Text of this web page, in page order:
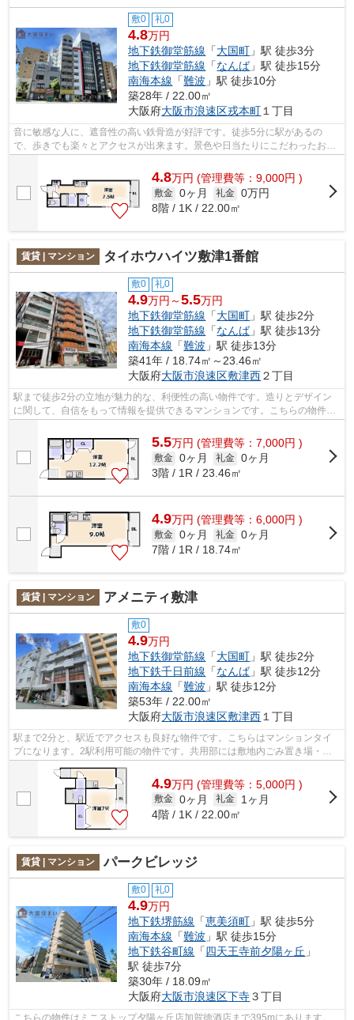
敷0 礼0
4.8万円
地下鉄御堂筋線 「大国町 」駅 徒歩3分
地下鉄御堂筋線 「なんば」駅 徒歩15分
南海本線 「難波 」駅 徒歩10分
築28年 / 22.00㎡
大阪府大阪市浪速区戎本町 １丁目
音に敏感な人に、遮音性の高い鉄骨造が好評です。徒歩5分に駅があるの
で、歩きでも楽々とアクセスが出来ます。景色や日当たりにこだわったお部
屋探しをしている方にオススメの物件を提...
4.8万円 (管理費等：9,000円 )
敷金 0ヶ月 礼金 0万円
8階 / 1K / 22.00㎡
賃貸 | マンション タイホウハイツ敷津1番館
敷0 礼0
4.9万円～5.5万円
地下鉄御堂筋線 「大国町 」駅 徒歩2分
地下鉄御堂筋線 「なんば」駅 徒歩13分
南海本線 「難波 」駅 徒歩13分
築41年 / 18.74㎡～23.46㎡
大阪府大阪市浪速区敷津西２丁目
駅まで徒歩2分の立地が魅力的な、利便性の高い物件です。造りとデザイン
に関して、自信をもって情報を提供できるマンションです。こちらの物件は
周辺に駅が2つあるので電車へのアクセ...
5.5万円 (管理費等：7,000円 )
敷金 0ヶ月 礼金 0ヶ月
3階 / 1R / 23.46㎡
4.9万円 (管理費等：6,000円 )
敷金 0ヶ月 礼金 0ヶ月
7階 / 1R / 18.74㎡
賃貸 | マンション アメニティ敷津
敷0
4.9万円
地下鉄御堂筋線 「大国町 」駅 徒歩2分
地下鉄千日前線 「なんば」駅 徒歩12分
南海本線 「難波 」駅 徒歩12分
築53年 / 22.00㎡
大阪府大阪市浪速区敷津西１丁目
駅まで2分と、駅近でアクセスも良好な物件です。こちらはマンションタイ
プになります。2駅利用可能の物件です。共用部には敷地内ごみ置き場・エ
レベータなどが備わっておりとても充実...
4.9万円 (管理費等：5,000円 )
敷金 0ヶ月 礼金
1ヶ月
4階 / 1K / 22.00㎡
賃貸 | マンション パークビレッジ
敷0 礼0
4.9万円
地下鉄堺筋線 「恵美須町 」駅 徒歩5分
南海本線 「難波 」駅 徒歩15分
地下鉄谷町線 「四天王寺前夕陽ヶ丘 」
駅 徒歩7分
築30年 / 18.09㎡
大阪府大阪市浪速区下寺３丁目
こちらの物件はミニストップ夕陽ヶ丘店加賀徳酒店まで395mにあります。